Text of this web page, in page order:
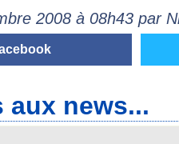
2008 à 08h43 par
aux news...